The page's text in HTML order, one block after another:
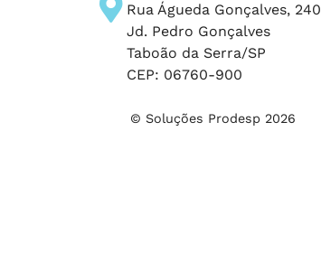
Rua Águeda Gonçalves, 240
Jd. Pedro Gonçalves
Taboão da Serra/SP
CEP: 06760-900
© Soluções Prodesp 2026